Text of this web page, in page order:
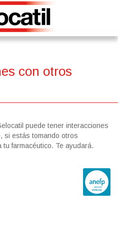
con otros
puede tener interacciones
si estás tomando otros
farmacéutico. Te ayudará.